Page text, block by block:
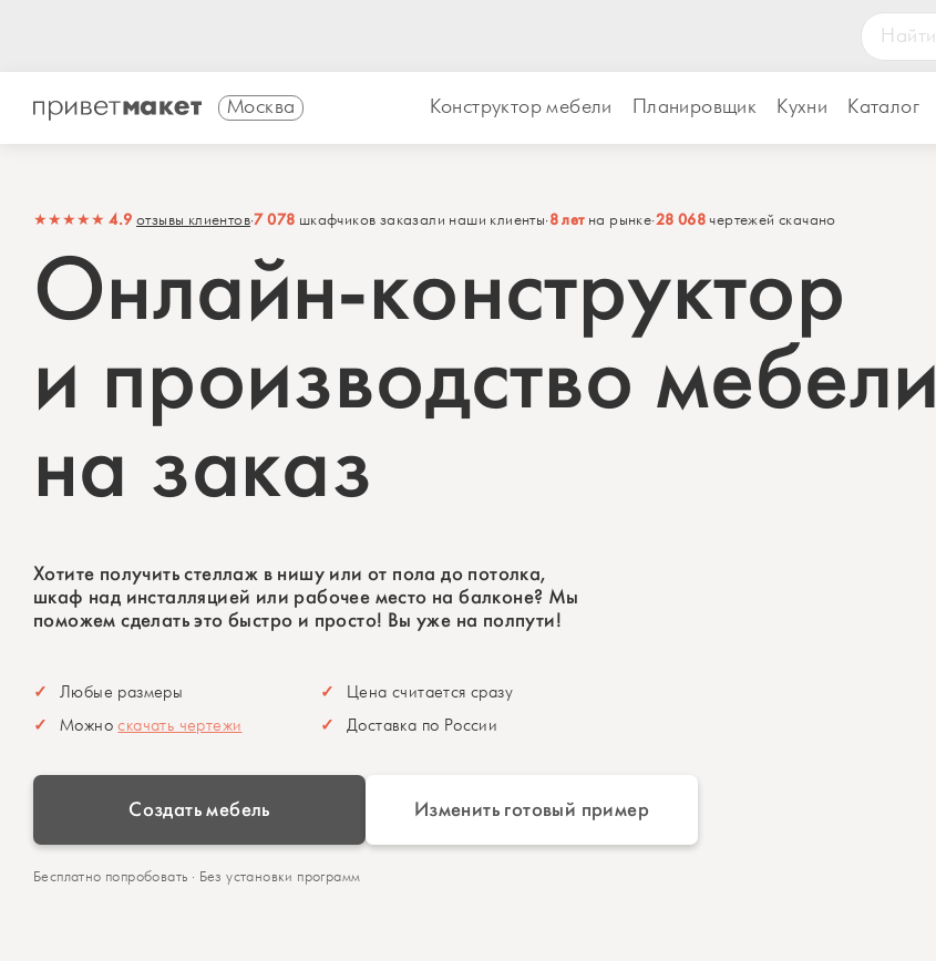
Москва Конструктор мебели Планировщик Кухни Каталог
★★★★★ 4.9 отзывы клиентов·7 078 шкафчиков заказали наши клиенты·8 летна рынке·28 068чертежей скачано
Онлайн-конструктор
и производство мебели
на заказ
Хотите получить стеллаж в нишу или от пола до потолка,
шкаф над инсталляцией или рабочее место на балконе? Мы
поможем сделать это быстро и просто! Вы уже на полпути!
Любые размеры
Цена считается сразу
Можноскачать чертежи Доставка по России
Создать мебель Изменить готовый пример
Бесплатно попробовать · Без установки программ